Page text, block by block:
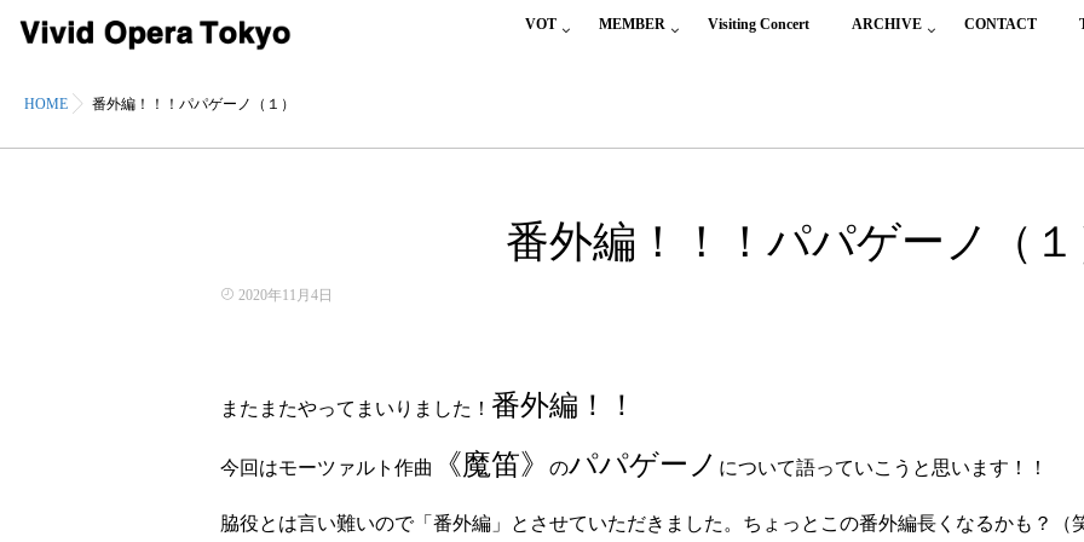
VOT MEMBER Visiting Concert ARCHIVE CONTACT
HOME 番外編！！！パパゲーノ（１）
番外編！！！パパゲーノ（１
2020年11月4日
またまたやってまいりました！ 番外編！！
今回はモーツァルト作曲 《魔笛》 のパパゲーノ について語っていこうと思います！！
脇役とは言い難いので「番外編」とさせていただきました。ちょっとこの番外編長くなるかも？（